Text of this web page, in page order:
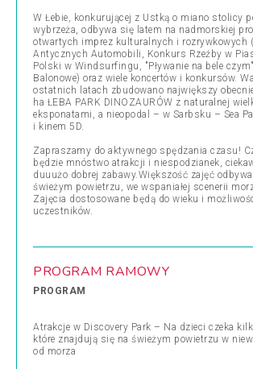
W Łebie, konkurującej z Ustką o miano stolicy
wybrzeża, odbywa się latem na nadmorskiej
otwartych imprez kulturalnych i rozrywkowych
Antycznych Automobili, Konkurs Rzeźby w
Polski w Windsurfingu, "Pływanie na bele
Balonowe) oraz wiele koncertów i konkursów.
ostatnich latach zbudowano największy
ha ŁEBA PARK DINOZAURÓW z naturalnej
eksponatami, a nieopodal – w Sarbsku – Sea
i kinem 5D.
Zapraszamy do aktywnego spędzania czasu!
będzie mnóstwo atrakcji i niespodzianek,
duuużo dobrej zabawy.Większość zajęć
świeżym powietrzu, we wspaniałej scenerii
Zajęcia dostosowane będą do wieku i
uczestników.
PROGRAM RAMOWY
PROGRAM
Atrakcje w Discovery Park – Na dzieci czeka
które znajdują się na świeżym powietrzu w
od morza